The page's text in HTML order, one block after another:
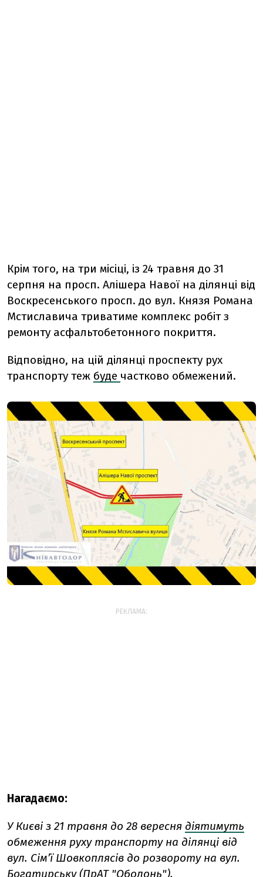
Крім того, на три місіці, із 24 травня до 31
серпня на просп. Алішера Навої на ділянці від
Воскресенського просп. до вул. Князя Романа
Мстиславича триватиме комплекс робіт з
ремонту асфальтобетонного покриття.
Відповідно, на цій ділянці проспекту рух
транспорту теж буде частково обмежений.
РЕКЛАМА:
Нагадаємо:
У Києві з 21 травня до 28 вересня діятимуть
обмеження руху транспорту на ділянці від
вул. Сімʼї Шовкоплясів до розвороту на вул.
Богатирську (ПрАТ "Оболонь").